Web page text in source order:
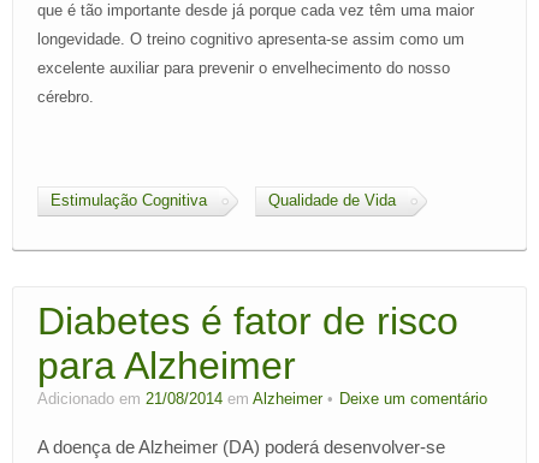
que é tão importante desde já porque cada vez têm uma maior
longevidade. O treino cognitivo apresenta-se assim como um
excelente auxiliar para prevenir o envelhecimento do nosso
cérebro.
Estimulação Cognitiva Qualidade de Vida
Diabetes é fator de risco
para Alzheimer
Adicionado em 21/08/2014 em Alzheimer Deixe um comentário
A doença de Alzheimer (DA) poderá desenvolver-se